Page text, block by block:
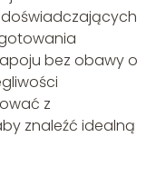
bez obawy o
z
znaleźć idealną